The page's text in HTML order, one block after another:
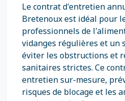
Le contrat d'entretien
Bretenoux est idéal pour
professionnels de
vidanges régulières et un
éviter les obstructions et
sanitaires strictes. Ce
entretien sur-mesure,
risques de blocage et les